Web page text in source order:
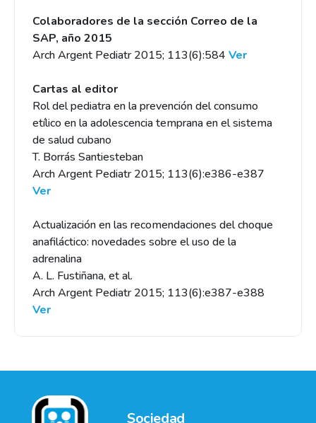
Colaboradores de la sección Correo de la
SAP, año 2015
Arch Argent Pediatr 2015; 113(6):584 Ver
Cartas al editor
Rol del pediatra en la prevención del consumo
etílico en la adolescencia temprana en el sistema
de salud cubano
T. Borrás Santiesteban
Arch Argent Pediatr 2015; 113(6):e386-e387
Ver
Actualización en las recomendaciones del choque
anafiláctico: novedades sobre el uso de la
adrenalina
A. L. Fustiñana, et al.
Arch Argent Pediatr 2015; 113(6):e387-e388
Ver
Sociedad